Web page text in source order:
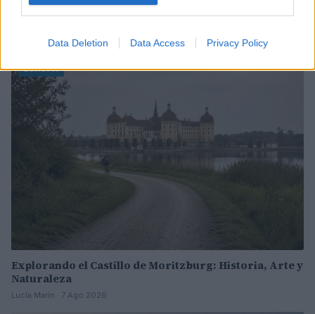
Data Deletion Data Access Privacy Policy
Sigue leyendo
EUROPA
Explorando el Castillo de Moritzburg: Historia, Arte y
Naturaleza
Lucía Marín · 7 Ago 2026